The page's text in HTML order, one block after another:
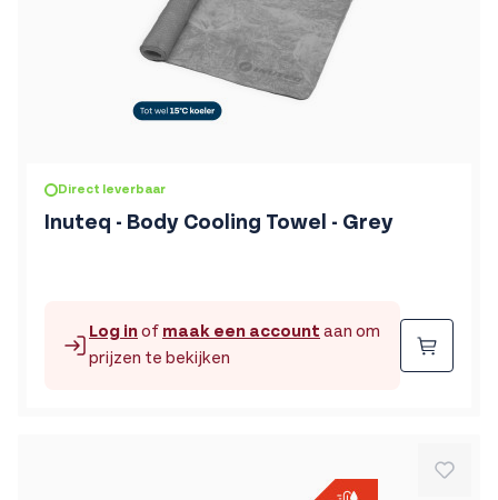
Direct leverbaar
Inuteq - Body Cooling Towel - Grey
Log inof maak een account aan om
prijzen te bekijken